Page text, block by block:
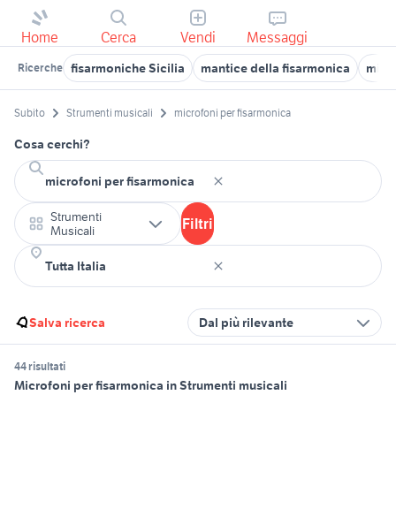
Home Cerca Vendi Messaggi
Ricerche fisarmoniche Sicilia mantice della fisarmonica
Subito Strumenti musicali microfoni per fisarmonica
Cosa cerchi?
Strumenti
Musicali
Filtri
Salva ricerca Dal più rilevante
44 risultati
Microfoni per fisarmonica in Strumenti musicali